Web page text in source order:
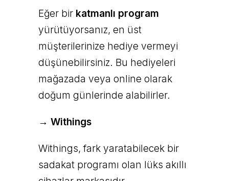
Eğer bir katmanlı program
yürütüyorsanız, en üst
müşterilerinize hediye vermeyi
düşünebilirsiniz. Bu hediyeleri
mağazada veya online olarak
doğum günlerinde alabilirler.
→ Withings
Withings, fark yaratabilecek bir
sadakat programı olan lüks akıllı